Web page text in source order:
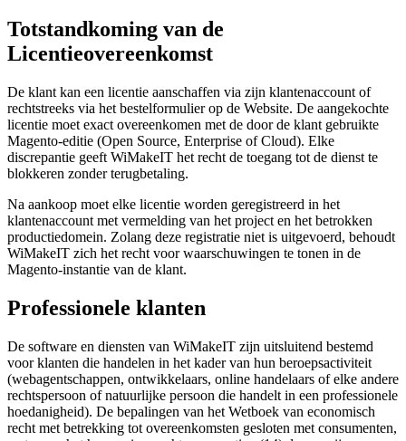
Totstandkoming van de
Licentieovereenkomst
De klant kan een licentie aanschaffen via zijn klantenaccount of
rechtstreeks via het bestelformulier op de Website. De aangekochte
licentie moet exact overeenkomen met de door de klant gebruikte
Magento-editie (Open Source, Enterprise of Cloud). Elke
discrepantie geeft WiMakeIT het recht de toegang tot de dienst te
blokkeren zonder terugbetaling.
Na aankoop moet elke licentie worden geregistreerd in het
klantenaccount met vermelding van het project en het betrokken
productiedomein. Zolang deze registratie niet is uitgevoerd, behoudt
WiMakeIT zich het recht voor waarschuwingen te tonen in de
Magento-instantie van de klant.
Professionele klanten
De software en diensten van WiMakeIT zijn uitsluitend bestemd
voor klanten die handelen in het kader van hun beroepsactiviteit
(webagentschappen, ontwikkelaars, online handelaars of elke andere
rechtspersoon of natuurlijke persoon die handelt in een professionele
hoedanigheid). De bepalingen van het Wetboek van economisch
recht met betrekking tot overeenkomsten gesloten met consumenten,